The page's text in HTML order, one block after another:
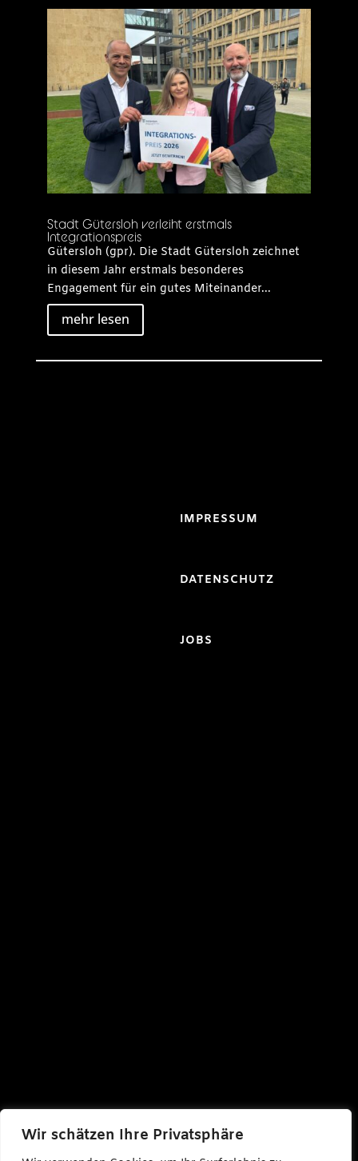
Wir schätzen Ihre Privatsphäre
Stadt Gütersloh verleiht erstmals
Integrationspreis
Gütersloh (gpr). Die Stadt Gütersloh zeichnet
in diesem Jahr erstmals besonderes
Engagement für ein gutes Miteinander...
mehr lesen
IMPRESSUM
DATENSCHUTZ
JOBS